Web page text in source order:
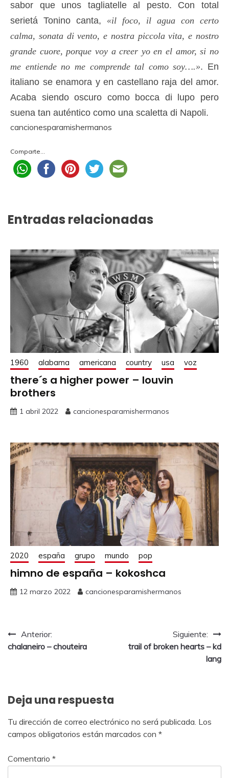
sabor que unos tagliatelle al pesto. Con total
serietá Tonino canta, «il foco, il agua con certo
calma, sonata di vento, e nostra piccola vita, e nostro
grande cuore, porque voy a creer yo en el amor, si no
me entiende no me comprende tal como soy….». En
italiano se enamora y en castellano raja del amor.
Acaba siendo oscuro como bocca di lupo pero
suena tan auténtico como una scaletta di Napoli.
cancionesparamishermanos
Comparte...
Entradas relacionadas
1960 alabama americana country usa voz
there´s a higher power – louvin
brothers
1 abril 2022 cancionesparamishermanos
2020 españa grupo mundo pop
himno de españa – kokoshca
12 marzo 2022 cancionesparamishermanos
Anterior:
chalaneiro – chouteira
Siguiente:
trail of broken hearts – kd
lang
Deja una respuesta
Tu dirección de correo electrónico no será publicada. Los
campos obligatorios están marcados con *
Comentario *